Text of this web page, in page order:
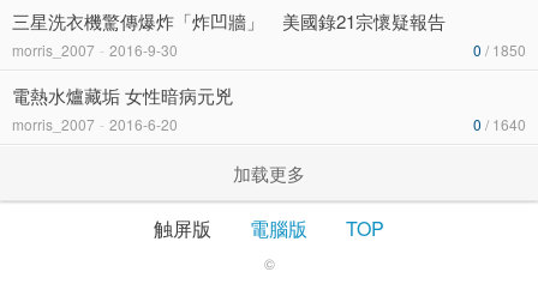
三星洗衣機驚傳爆炸「炸凹牆」 美國錄21宗懷疑報告
morris_2007 - 2016-9-30 0 / 1850
電熱水爐藏垢 女性暗病元兇
morris_2007 - 2016-6-20 0 / 1640
加载更多
触屏版 電腦版 TOP
©